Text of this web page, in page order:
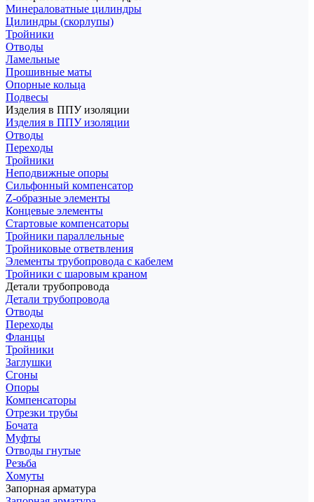
Минераловатные цилиндры
Цилиндры (скорлупы)
Тройники
Отводы
Ламельные
Прошивные маты
Опорные кольца
Подвесы
Изделия в ППУ изоляции
Изделия в ППУ изоляции
Отводы
Переходы
Тройники
Неподвижные опоры
Cильфонный компенсатор
Z-образные элементы
Концевые элементы
Стартовые компенсаторы
Тройники параллельные
Тройниковые ответвления
Элементы трубопровода с кабелем
Тройники с шаровым краном
Детали трубопровода
Детали трубопровода
Отводы
Переходы
Фланцы
Тройники
Заглушки
Сгоны
Опоры
Компенсаторы
Отрезки трубы
Бочата
Муфты
Отводы гнутые
Резьба
Хомуты
Запорная арматура